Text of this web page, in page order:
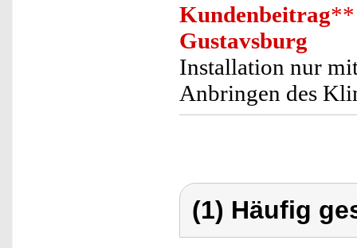
Kundenbeitrag**
Gustavsburg
Installation nur
Anbringen des
(1) Häufig